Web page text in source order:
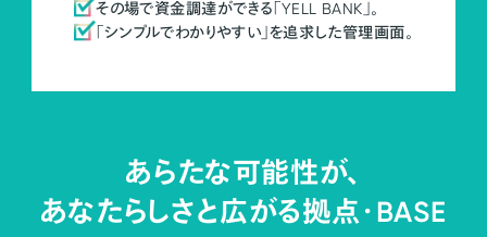
その場で資金調達ができる「YELL BANK」。
「シンプルでわかりやすい」を追求した管理画面。
あらたな可能性が、
あなたらしさと広がる拠点・BASE